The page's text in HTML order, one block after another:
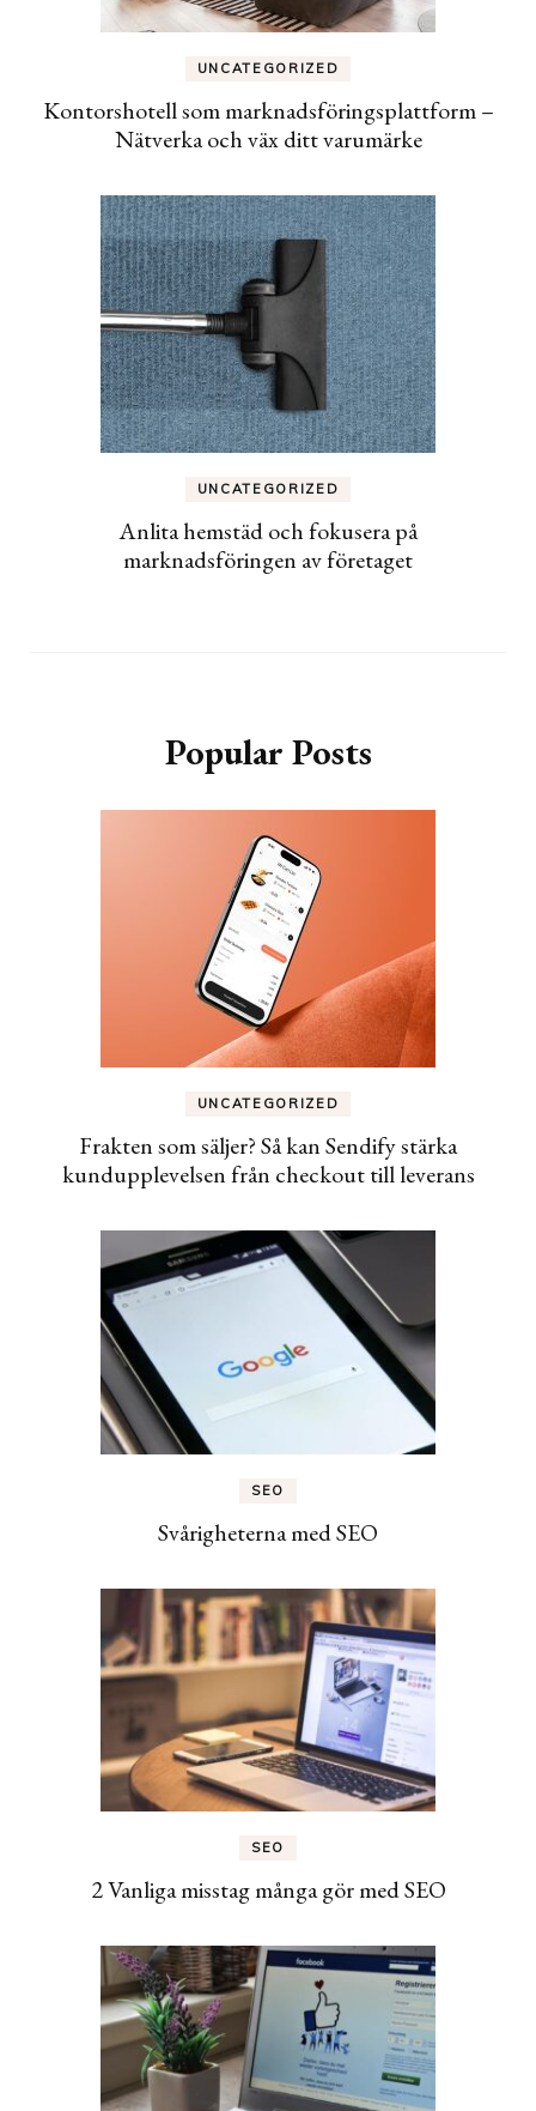
UNCATEGORIZED
Kontorshotell som marknadsföringsplattform –
Nätverka och väx ditt varumärke
UNCATEGORIZED
Anlita hemstäd och fokusera på
marknadsföringen av företaget
Popular Posts
UNCATEGORIZED
Frakten som säljer? Så kan Sendify stärka
kundupplevelsen från checkout till leverans
SEO
Svårigheterna med SEO
SEO
2 Vanliga misstag många gör med SEO